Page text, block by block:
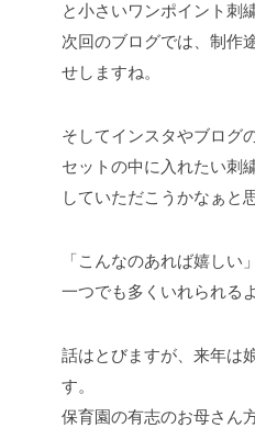
と小さいワンポイント刺
次回のブログでは、制作
せしますね。
そしてインスタやブログ
セットの中に入れたい刺
していただこうかなぁと
「こんなのあれば嬉しい
一つでも多くいれられる
話はとびますが、来年は
す。
保育園の有志のお母さん